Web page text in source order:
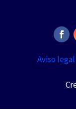
Aviso legal